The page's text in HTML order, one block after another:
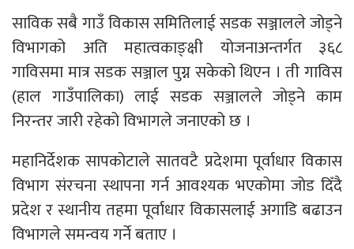
साविक सबै गाउँ विकास समितिलाई सडक सञ्जालले जोड्ने
विभागको अति महात्वकाङ्क्षी योजनाअन्तर्गत ३६८
गाविसमा मात्र सडक सञ्जाल पुग्न सकेको थिएन । ती गाविस
(हाल गाउँपालिका) लाई सडक सञ्जालले जोड्ने काम
निरन्तर जारी रहेको विभागले जनाएको छ ।
महानिर्देशक सापकोटाले सातवटै प्रदेशमा पूर्वाधार विकास
विभाग संरचना स्थापना गर्न आवश्यक भएकोमा जोड दिँदै
प्रदेश र स्थानीय तहमा पूर्वाधार विकासलाई अगाडि बढाउन
विभागले समन्वय गर्ने बताए ।